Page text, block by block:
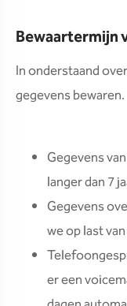
Bewaartermijn
In onderstaand
gegevens bewaren.
Gegevens
langer dan 7
Gegevens
we op last
er een